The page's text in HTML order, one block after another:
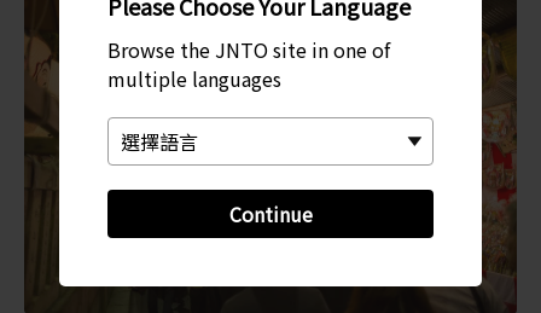
Browse the JNTO site in one of
multiple languages
Continue